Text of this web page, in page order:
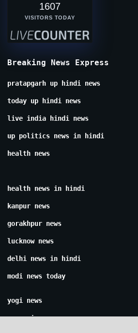
1607
VISITORS TODAY
Breaking News Express
pratapgarh up hindi news
today up hindi news
live india hindi news
up politics news in hindi
health news
health news in hindi
kanpur news
gorakhpur news
lucknow news
delhi news in hindi
modi news today
yogi news
cm yogi news